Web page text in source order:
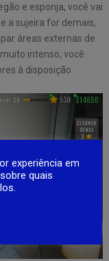
e esponja, você vai
a sujeira for demais,
áreas externas de
intenso, você
à disposição.
experiência em
quais